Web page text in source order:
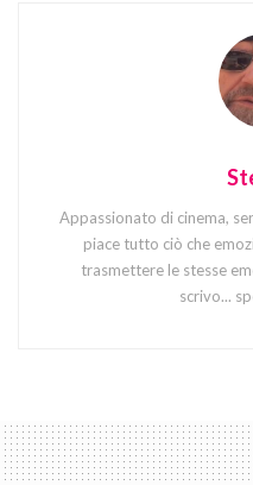
Appassionato di cinema,
piace tutto ciò che
trasmettere le stesse
scrivo...